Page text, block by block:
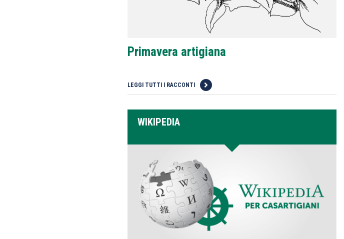
Primavera artigiana
LEGGI TUTTI I RACCONTI
WIKIPEDIA